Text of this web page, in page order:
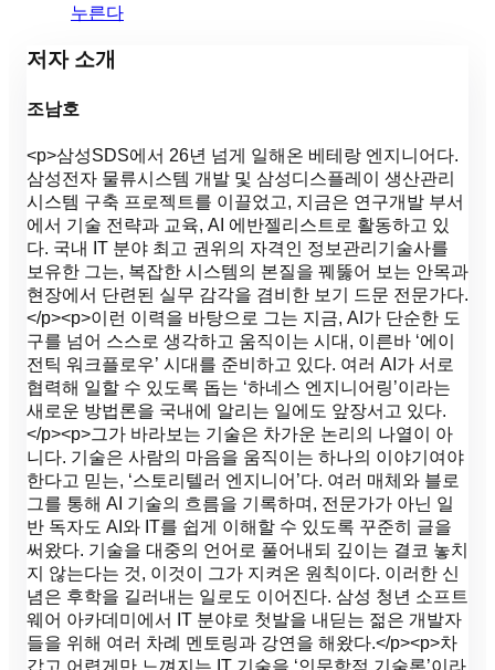
누른다
저자 소개
조남호
<p>삼성SDS에서 26년 넘게 일해온 베테랑 엔지니어다.
삼성전자 물류시스템 개발 및 삼성디스플레이 생산관리
시스템 구축 프로젝트를 이끌었고, 지금은 연구개발 부서
에서 기술 전략과 교육, AI 에반젤리스트로 활동하고 있
다. 국내 IT 분야 최고 권위의 자격인 정보관리기술사를
보유한 그는, 복잡한 시스템의 본질을 꿰뚫어 보는 안목과
현장에서 단련된 실무 감각을 겸비한 보기 드문 전문가다.
</p><p>이런 이력을 바탕으로 그는 지금, AI가 단순한 도
구를 넘어 스스로 생각하고 움직이는 시대, 이른바 ‘에이
전틱 워크플로우’ 시대를 준비하고 있다. 여러 AI가 서로
협력해 일할 수 있도록 돕는 ‘하네스 엔지니어링’이라는
새로운 방법론을 국내에 알리는 일에도 앞장서고 있다.
</p><p>그가 바라보는 기술은 차가운 논리의 나열이 아
니다. 기술은 사람의 마음을 움직이는 하나의 이야기여야
한다고 믿는, ‘스토리텔러 엔지니어’다. 여러 매체와 블로
그를 통해 AI 기술의 흐름을 기록하며, 전문가가 아닌 일
반 독자도 AI와 IT를 쉽게 이해할 수 있도록 꾸준히 글을
써왔다. 기술을 대중의 언어로 풀어내되 깊이는 결코 놓치
지 않는다는 것, 이것이 그가 지켜온 원칙이다. 이러한 신
념은 후학을 길러내는 일로도 이어진다. 삼성 청년 소프트
웨어 아카데미에서 IT 분야로 첫발을 내딛는 젊은 개발자
들을 위해 여러 차례 멘토링과 강연을 해왔다.</p><p>차
갑고 어렵게만 느껴지는 IT 기술을 ‘인문학적 기술론’이라